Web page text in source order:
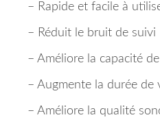
– Rapide et facile à
– Réduit le bruit de suivi
– Améliore la capacité
– Augmente la durée de
– Améliore la qualité